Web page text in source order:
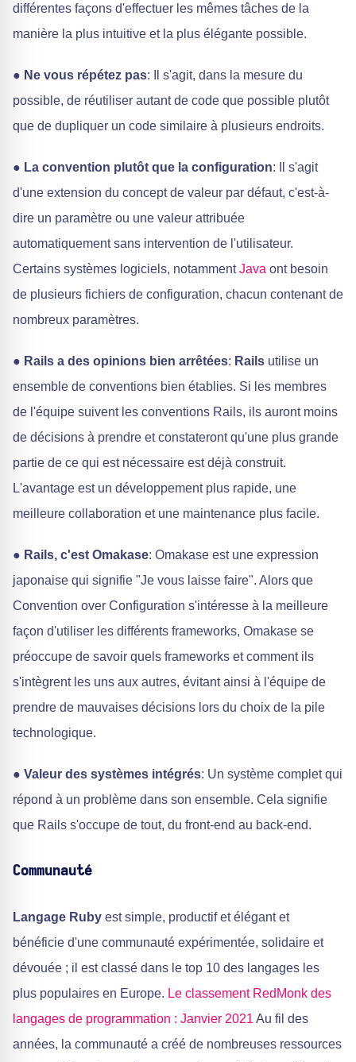
différentes façons d'effectuer les mêmes tâches de la
manière la plus intuitive et la plus élégante possible.
● Ne vous répétez pas: Il s'agit, dans la mesure du
possible, de réutiliser autant de code que possible plutôt
que de dupliquer un code similaire à plusieurs endroits.
● La convention plutôt que la configuration: Il s'agit
d'une extension du concept de valeur par défaut, c'est-à-
dire un paramètre ou une valeur attribuée
automatiquement sans intervention de l'utilisateur.
Certains systèmes logiciels, notammentJava ont besoin
de plusieurs fichiers de configuration, chacun contenant de
nombreux paramètres.
● Rails a des opinions bien arrêtées: Rails utilise un
ensemble de conventions bien établies. Si les membres
de l'équipe suivent les conventions Rails, ils auront moins
de décisions à prendre et constateront qu'une plus grande
partie de ce qui est nécessaire est déjà construit.
L'avantage est un développement plus rapide, une
meilleure collaboration et une maintenance plus facile.
● Rails, c'est Omakase: Omakase est une expression
japonaise qui signifie "Je vous laisse faire". Alors que
Convention over Configuration s'intéresse à la meilleure
façon d'utiliser les différents frameworks, Omakase se
préoccupe de savoir quels frameworks et comment ils
s'intègrent les uns aux autres, évitant ainsi à l'équipe de
prendre de mauvaises décisions lors du choix de la pile
technologique.
● Valeur des systèmes intégrés: Un système complet qui
répond à un problème dans son ensemble. Cela signifie
que Rails s'occupe de tout, du front-end au back-end.
Communauté
Langage Ruby est simple, productif et élégant et
bénéficie d'une communauté expérimentée, solidaire et
dévouée ; il est classé dans le top 10 des langages les
plus populaires en Europe. Le classement RedMonk des
langages de programmation : Janvier 2021 Au fil des
années, la communauté a créé de nombreuses ressources